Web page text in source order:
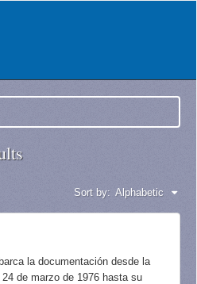
Sort by: Alphabetic
la documentación desde la
de marzo de 1976 hasta su